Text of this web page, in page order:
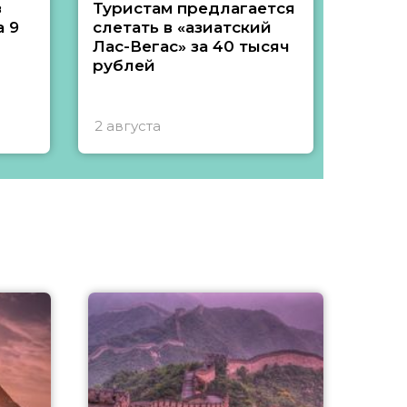
9
Туристам предлагается
слетать в «азиатский
Лас-Вегас» за 40 тысяч
рублей
2 августа